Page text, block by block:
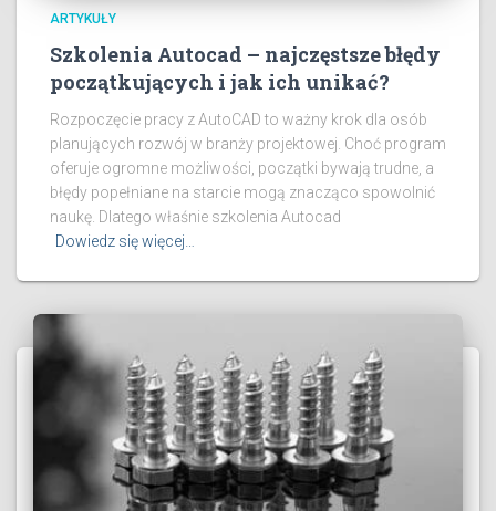
ARTYKUŁY
Szkolenia Autocad – najczęstsze błędy
początkujących i jak ich unikać?
Rozpoczęcie pracy z AutoCAD to ważny krok dla osób
planujących rozwój w branży projektowej. Choć program
oferuje ogromne możliwości, początki bywają trudne, a
błędy popełniane na starcie mogą znacząco spowolnić
naukę. Dlatego właśnie szkolenia Autocad
Dowiedz się więcej…